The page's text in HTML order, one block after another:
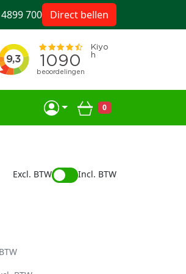
Winkelwagen
0
700 Direct bellen
Excl. BTW
Incl. BTW